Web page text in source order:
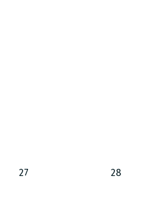
27 28